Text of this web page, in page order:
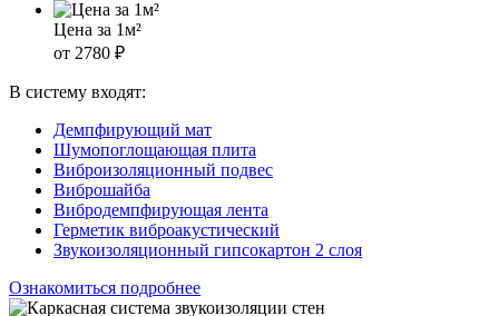
Цена за 1м²
от 2780 ₽
В систему входят:
Демпфирующий мат
Шумопоглощающая плита
Виброизоляционный подвес
Виброшайба
Вибродемпфирующая лента
Герметик виброакустический
Звукоизоляционный гипсокартон 2 слоя
Ознакомиться подробнее